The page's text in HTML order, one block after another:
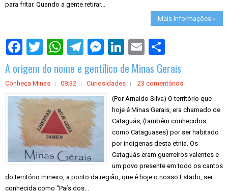
para fritar. Quando a gente retirar...
Mais informações »
r
e
A origem do nome e gentílico de Minas Gerais
Conheça Minas 08:32 Curiosidades
23 comentários
(Por Arnaldo Silva) O território que
hoje é Minas Gerais, era chamado de
Cataguás, (também conhecidos
como Cataguases) por ser habitado
por indígenas desta etnia. Os
Cataguás eram guerreiros valentes e
um povo presente em todo os cantos
do território mineiro, a ponto da região, que é hoje o nosso Estado, ser
conhecida como “País dos...